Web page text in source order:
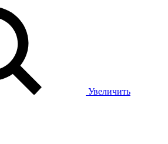
Увеличить